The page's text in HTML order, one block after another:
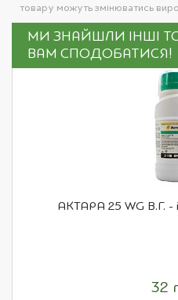
товару можуть змінюватись
МИ ЗНАЙШЛИ ІНШІ
ВАМ СПОДОБАТИСЯ!
АКТАРА 25 WG В.Г. -
32